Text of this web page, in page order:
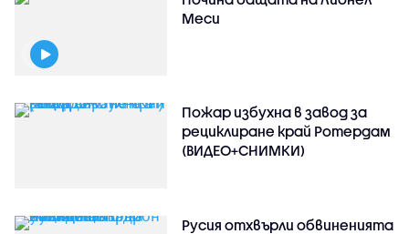
Меси
Пожар избухна в завод за
рециклиране край Ротердам
(ВИДЕО+СНИМКИ)
Русия отхвърли обвиненията